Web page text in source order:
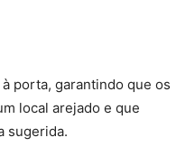
porta, garantindo que os
local arejado e que
sugerida.